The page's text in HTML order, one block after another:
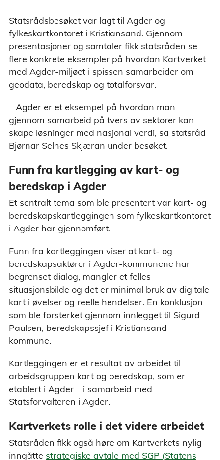
Statsrådsbesøket var lagt til Agder og
fylkeskartkontoret i Kristiansand. Gjennom
presentasjoner og samtaler fikk statsråden se
flere konkrete eksempler på hvordan Kartverket
med Agder-miljøet i spissen samarbeider om
geodata, beredskap og totalforsvar.
– Agder er et eksempel på hvordan man
gjennom samarbeid på tvers av sektorer kan
skape løsninger med nasjonal verdi, sa statsråd
Bjørnar Selnes Skjæran under besøket.
Funn fra kartlegging av kart- og
beredskap i Agder
Et sentralt tema som ble presentert var kart- og
beredskapskartleggingen som fylkeskartkontoret
i Agder har gjennomført.
Funn fra kartleggingen viser at kart- og
beredskapsaktører i Agder-kommunene har
begrenset dialog, mangler et felles
situasjonsbilde og det er minimal bruk av digitale
kart i øvelser og reelle hendelser. En konklusjon
som ble forsterket gjennom innlegget til Sigurd
Paulsen, beredskapssjef i Kristiansand
kommune.
Kartleggingen er et resultat av arbeidet til
arbeidsgruppen kart og beredskap, som er
etablert i Agder – i samarbeid med
Statsforvalteren i Agder.
Kartverkets rolle i det videre arbeidet
Statsråden fikk også høre om Kartverkets nylig
inngåtte strategiske avtale med SGP (Statens